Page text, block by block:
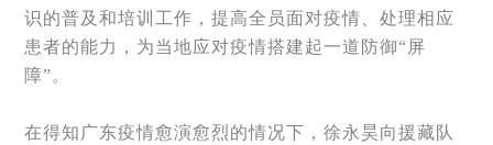
识的普及和培训工作，提高全员面对疫情、处理相应
患者的能力，为当地应对疫情搭建起一道防御“屏
障”。
在得知广东疫情愈演愈烈的情况下，徐永昊向援藏队